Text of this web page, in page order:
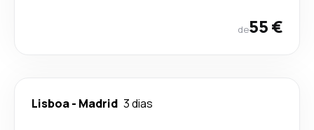
de55 €
Lisboa- Madrid 3 dias